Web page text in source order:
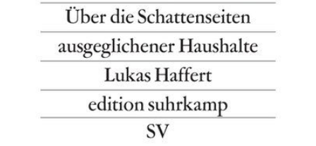
Zur Wunschliste hinzufügen
Über die Schattenseiten ausgeglichener Haushalte